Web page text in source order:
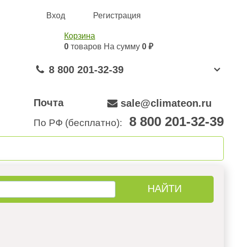
Вход Регистрация
Корзина
0 товаров На сумму 0 ₽
8 800 201-32-39
Почта sale@climateon.ru
По РФ (бесплатно): 8 800 201-32-39